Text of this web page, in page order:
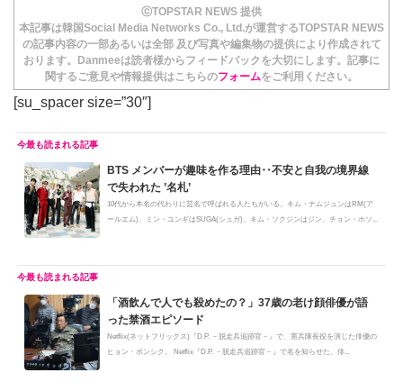
ⓒTOPSTAR NEWS 提供
本記事は韓国Social Media Networks Co., Ltd.が運営するTOPSTAR NEWS
の記事内容の一部あるいは全部 及び写真や編集物の提供により作成されて
おります。Danmeeは読者様からフィードバックを大切にします。記事に
関するご意見や情報提供はこちらのフォームをご利用ください。
[su_spacer size=”30″]
BTS メンバーが趣味を作る理由‥不安と自我の境界線
で失われた ’名札’
10代から本名の代わりに芸名で呼ばれる人たちがいる。キム・ナムジュンはRM(ア
ールエム)、ミン・ユンギはSUGA(シュガ)、キム・ソクジンはジン、チョン・ホソ...
「酒飲んで人でも殺めたの？」37歳の老け顔俳優が語
った禁酒エピソード
Netflix(ネットフリックス)『D.P. －脱走兵追跡官－』で、憲兵隊長役を演じた俳優の
ヒョン・ボンシク。 Netflix『D.P. －脱走兵追跡官－』で名を知らせた、俳...